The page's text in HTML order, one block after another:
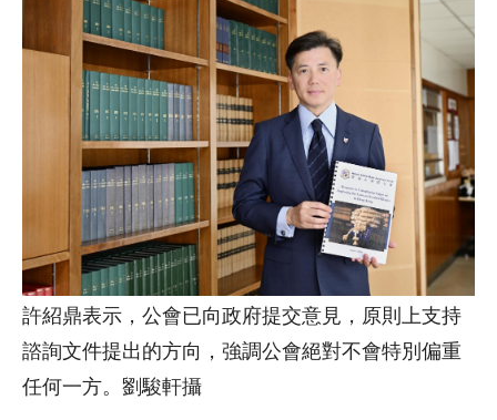
許紹鼎表示，公會已向政府提交意見，原則上支持
諮詢文件提出的方向，強調公會絕對不會特別偏重
任何一方。劉駿軒攝